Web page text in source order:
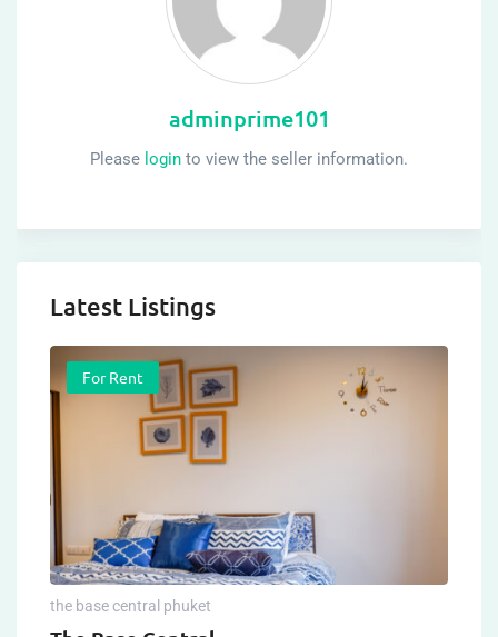
adminprime101
Please login to view the seller information.
Latest Listings
For Rent
the base central phuket